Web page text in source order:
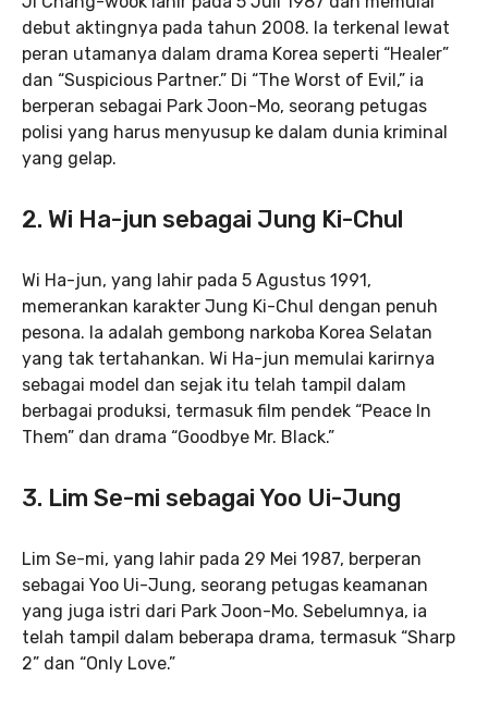
debut aktingnya pada tahun 2008. Ia terkenal lewat
peran utamanya dalam drama Korea seperti “Healer”
dan “Suspicious Partner.” Di “The Worst of Evil,” ia
berperan sebagai Park Joon-Mo, seorang petugas
polisi yang harus menyusup ke dalam dunia kriminal
yang gelap.
2. Wi Ha-jun sebagai Jung Ki-Chul
Wi Ha-jun, yang lahir pada 5 Agustus 1991,
memerankan karakter Jung Ki-Chul dengan penuh
pesona. Ia adalah gembong narkoba Korea Selatan
yang tak tertahankan. Wi Ha-jun memulai karirnya
sebagai model dan sejak itu telah tampil dalam
berbagai produksi, termasuk film pendek “Peace In
Them” dan drama “Goodbye Mr. Black.”
3. Lim Se-mi sebagai Yoo Ui-Jung
Lim Se-mi, yang lahir pada 29 Mei 1987, berperan
sebagai Yoo Ui-Jung, seorang petugas keamanan
yang juga istri dari Park Joon-Mo. Sebelumnya, ia
telah tampil dalam beberapa drama, termasuk “Sharp
2” dan “Only Love.”